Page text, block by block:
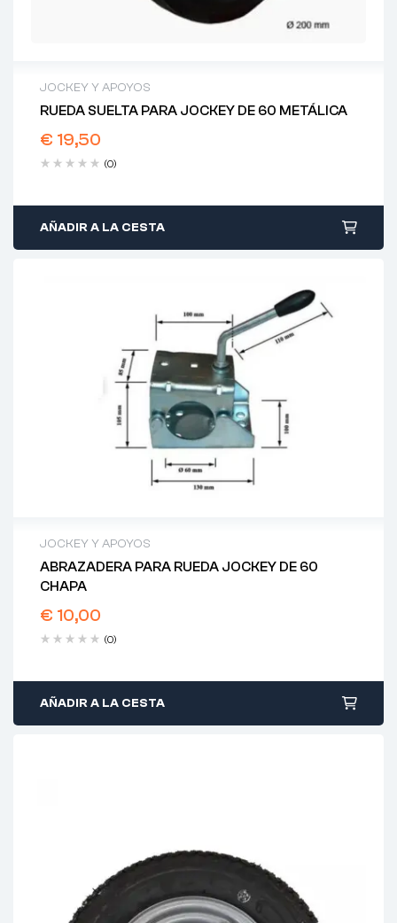
JOCKEY Y APOYOS
RUEDA SUELTA PARA JOCKEY DE 60 METÁLICA
€ 19,50
(0)
AÑADIR A LA CESTA
JOCKEY Y APOYOS
ABRAZADERA PARA RUEDA JOCKEY DE 60
CHAPA
€ 10,00
(0)
AÑADIR A LA CESTA